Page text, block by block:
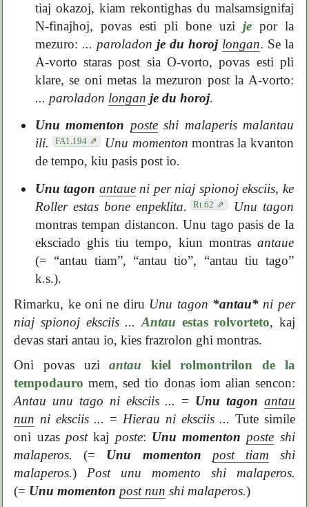
tiaj okazoj, kiam rekontighas du malsamsignifaj
N-finajhoj, povas esti pli bone uzi jepor la
mezuro: ... paroladon je du horoj longan. Se la
A-vorto staras post sia O-vorto, povas esti pli
klare, se oni metas la mezuron post la A-vorto:
... paroladon longan je du horoj.
Unu momenton posteshi malaperis malantau
ili.
FA1.194 Unu momenton montras la kvanton
de tempo, kiu pasis post io.
Unu tagon antaueni per niaj spionoj eksciis, ke
Roller estas bone enpeklita.
Rt.62
Unu tagon
montras tempan distancon. Unu tago pasis de la
eksciado ghis tiu tempo, kiun montras antaue
(= “antau tiam”, “antau tio”, “antau tiu tago”
k.s.).
Rimarku, ke oni ne diru Unu tagon *antau* ni per
niaj spionoj eksciis ... Antau estas rolvorteto, kaj
devas stari antau io, kies frazrolon ghi montras.
Oni povas uziantau kiel rolmontrilon de la
tempodauro mem, sed tio donas iom alian sencon:
Antau unu tago ni eksciis ... = Unu tagon antau
nun ni eksciis ... = Hierau ni eksciis ... Tute simile
oni uzas postkaj poste: Unu momenton poste shi
malaperos.
(= Unu momenton post tiam shi
malaperos.) Post unu momento shi malaperos.
(= Unu momenton post nun shi malaperos.)